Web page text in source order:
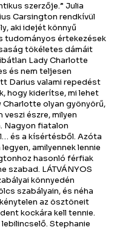
szerzője.” Julia
Carsington rendkívül
aki idejét könnyű
tudományos értekezések
tökéletes dámáit
Lady Charlotte
és nem teljesen
Darius valami repedést
hogy kiderítse, mi lehet
Charlotte olyan gyönyörű,
észre, milyen
Nagyon fiatalon
és a kísértésből. Azóta
amilyennek lennie
hasonló férfiak
szabad. LÁTVÁNYOS
könnyedén
szabályain, és néha
az ösztöneit
kockára kell tennie.
Stephanie